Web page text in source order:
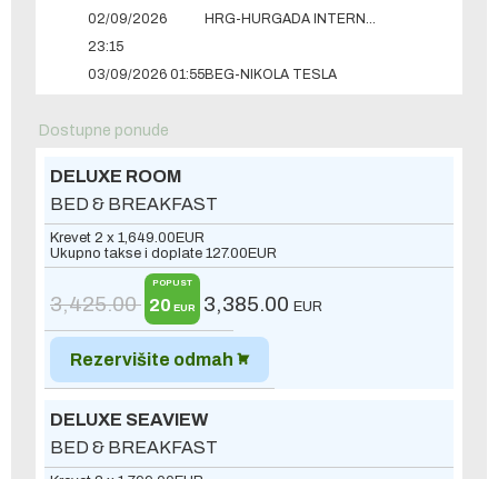
02/09/2026
23:15
03/09/2026 01:55BEG-NIKOLA TESLA
Dostupne ponude
DELUXE ROOM
BED & BREAKFAST
Krevet 2 x 1,649.00EUR
Ukupno takse i doplate 127.00EUR
3,425.00
POPUST
20 EUR 3,385.00 EUR
Rezervišite odmah
DELUXE SEAVIEW
BED & BREAKFAST